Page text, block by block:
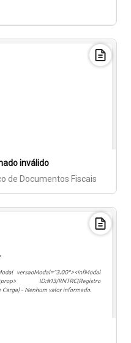
inválido
de Documentos Fiscais